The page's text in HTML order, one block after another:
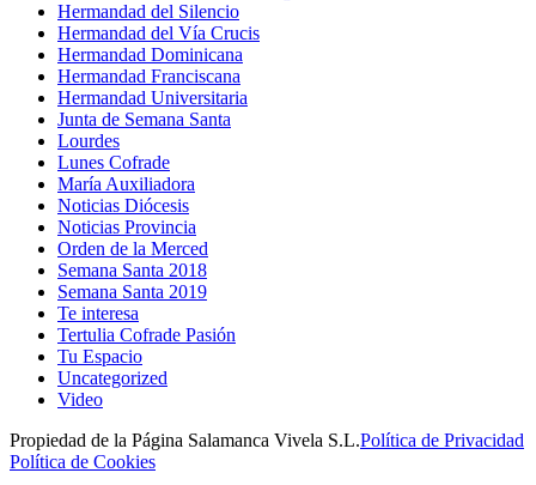
Hermandad del Silencio
Hermandad del Vía Crucis
Hermandad Dominicana
Hermandad Franciscana
Hermandad Universitaria
Junta de Semana Santa
Lourdes
Lunes Cofrade
María Auxiliadora
Noticias Diócesis
Noticias Provincia
Orden de la Merced
Semana Santa 2018
Semana Santa 2019
Te interesa
Tertulia Cofrade Pasión
Tu Espacio
Uncategorized
Video
Propiedad de la Página Salamanca Vivela S.L.Política de Privacidad
Política de Cookies